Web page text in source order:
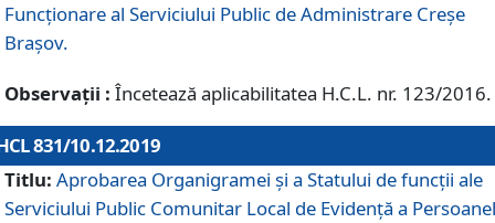
Funcționare al Serviciului Public de Administrare Creșe
Brașov.
Observații : Încetează aplicabilitatea H.C.L. nr. 123/2016.
831/10.12.2019
Titlu: Aprobarea Organigramei și a Statului de funcții ale
Serviciului Public Comunitar Local de Evidență a